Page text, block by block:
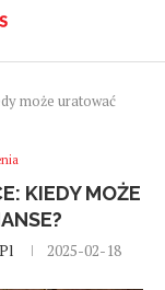
może uratować
KIEDY MOŻE
2025-02-18